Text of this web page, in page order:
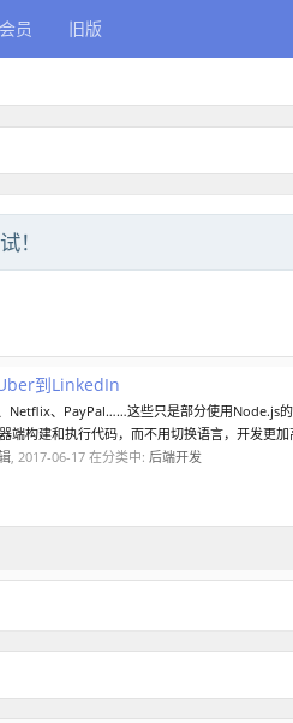
会员 旧版
！
到LinkedIn
Netflix、PayPal……这些只是部分使用Node.js
端构建和执行代码，而不用切换语言，开发更加
, 2017-06-17 在分类中: 后端开发